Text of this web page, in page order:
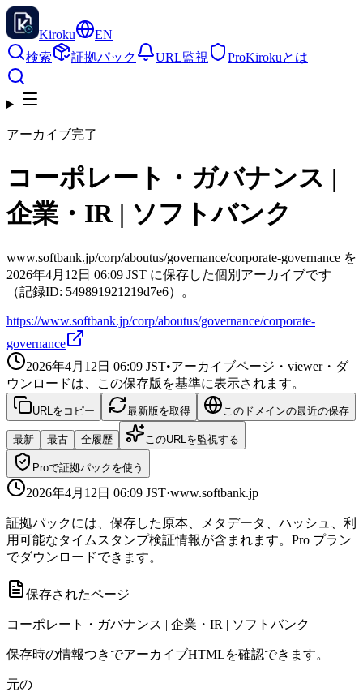
Kiroku
EN
検索
証拠パック URL監視 ProKirokuとは
アーカイブ完了
コーポレート・ガバナンス |
企業・IR | ソフトバンク
www.softbank.jp/corp/aboutus/governance/corporate-governance を
2026年4月12日 06:09 JST に保存した個別アーカイブです
（記録ID: 549891921219d7e6）。
https://www.softbank.jp/corp/aboutus/governance/corporate-
governance
2026年4月12日 06:09 JST•アーカイブページ・viewer・ダ
ウンロードは、この保存版を基準に表示されます。
URLをコピー 最新版を取得 このドメインの最近の保存
最新 最古 全履歴 このURLを監視する
Proで証拠パックを使う
2026年4月12日 06:09 JST·www.softbank.jp
証拠パックには、保存した原本、メタデータ、ハッシュ、利
用可能なタイムスタンプ検証情報が含まれます。Pro プラン
でダウンロードできます。
保存されたページ
コーポレート・ガバナンス | 企業・IR | ソフトバンク
保存時の情報つきでアーカイブHTMLを確認できます。
元の